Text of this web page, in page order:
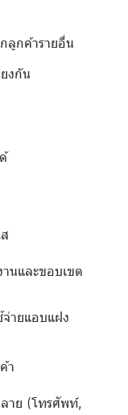
ลูกค้ารายอื่น
งกัน
นและขอบเขต
ายแอบแฝง
า
าย (โทรศัพท์,